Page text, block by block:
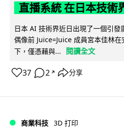
直播系統 在日本技術
日本 AI 技術界近日出現了一個引
偶像前 Juice=Juice 成員宮本佳林
下，僅憑藉與...
閱讀全文
37 2 ↗ 分享
商業科技 3D 打印